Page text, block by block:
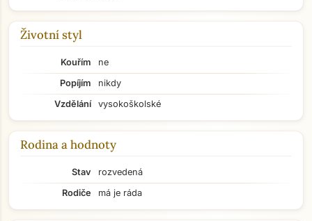
Životní styl
Kouřím
ne
Popíjím
nikdy
Vzdělání
vysokoškolské
Rodina a hodnoty
Stav
rozvedená
Rodiče
má je ráda